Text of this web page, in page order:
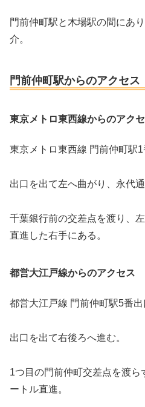
門前仲町駅と木場駅の間にあ
介。
門前仲町駅からのアクセス
東京メトロ東西線からのアク
東京メトロ東西線 門前仲町駅1
出口を出て左へ曲がり、永代
千葉銀行前の交差点を渡り、
直進した右手にある。
都営大江戸線からのアクセス
都営大江戸線 門前仲町駅5番
出口を出て右後ろへ進む。
1つ目の門前仲町交差点を渡ら
ートル直進。